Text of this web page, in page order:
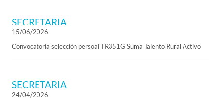
SECRETARIA
15/06/2026
Convocatoria selección persoal TR351G Suma Talento Rural Activo
SECRETARIA
24/04/2026